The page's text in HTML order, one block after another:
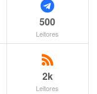
500
Leitores
2k
Leitores